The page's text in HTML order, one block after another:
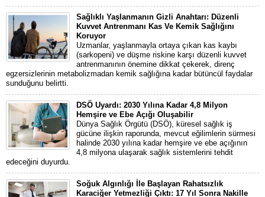
Sağlıklı Yaşlanmanın Gizli Anahtarı: Düzenli
Kuvvet Antrenmanı Kas Ve Kemik Sağlığını
Koruyor
Uzmanlar, yaşlanmayla ortaya çıkan kas kaybı
(sarkopeni) ve düşme riskine karşı düzenli kuvvet
antrenmanının önemine dikkat çekerek, direnç
egzersizlerinin metabolizmadan kemik sağlığına kadar bütüncül faydalar
sunduğunu belirtti.
DSÖ Uyardı: 2030 Yılına Kadar 4,8 Milyon
Hemşire ve Ebe Açığı Oluşabilir
Dünya Sağlık Örgütü (DSÖ), küresel sağlık iş
gücüne ilişkin raporunda, mevcut eğilimlerin sürmesi
halinde 2030 yılına kadar hemşire ve ebe açığının
4,8 milyona ulaşarak sağlık sistemlerini tehdit
edeceğini duyurdu.
Soğuk Algınlığı İle Başlayan Rahatsızlık
Karaciğer Yetmezliği Çıktı: 17 Yıl Sonra Nakille